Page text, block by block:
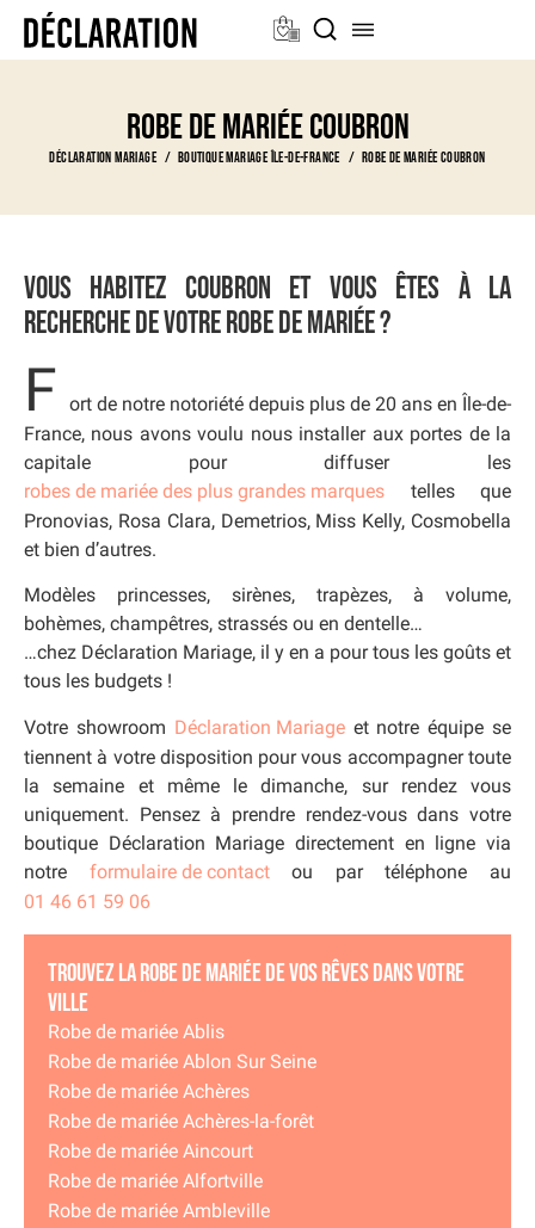
Robe de mariée Coubron
Déclaration Mariage Boutique Mariage Île-de-France Robe de mariée Coubron
Vous habitez Coubron et vous êtes à la
recherche de votre robe de mariée ?
F ort de notre notoriété depuis plus de 20 ans en Île-de-
France, nous avons voulu nous installer aux portes de la
capitale pour diffuser les
robes de mariée des plus grandes marques telles que
Pronovias, Rosa Clara, Demetrios, Miss Kelly, Cosmobella
et bien d’autres.
Modèles princesses, sirènes, trapèzes, à volume,
bohèmes, champêtres, strassés ou en dentelle…
…chez Déclaration Mariage, il y en a pour tous les goûts et
tous les budgets !
Votre showroom Déclaration Mariageet notre équipe se
tiennent à votre disposition pour vous accompagner toute
la semaine et même le dimanche, sur rendez vous
uniquement. Pensez à prendre rendez-vous dans votre
boutique Déclaration Mariage directement en ligne via
notre formulaire de contactou par téléphone au
01 46 61 59 06
Trouvez la robe de mariée de vos rêves dans votre
ville
Robe de mariée Ablis
Robe de mariée Ablon Sur Seine
Robe de mariée Achères
Robe de mariée Achères-la-forêt
Robe de mariée Aincourt
Robe de mariée Alfortville
Robe de mariée Ambleville